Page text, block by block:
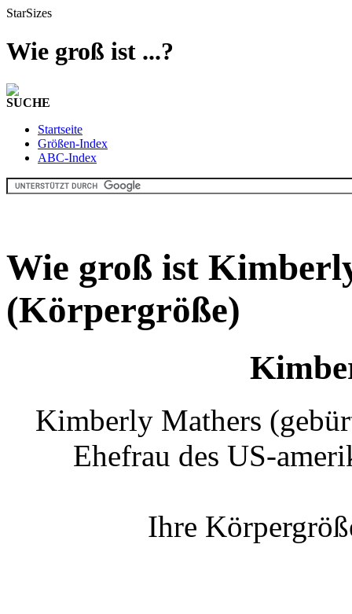
StarSizes
Wie groß ist ...?
SUCHE
Startseite
Größen-Index
ABC-Index
Wie groß ist
(Körpergröße)
Kimberly Mathers
Ehefrau des US-
Ihre